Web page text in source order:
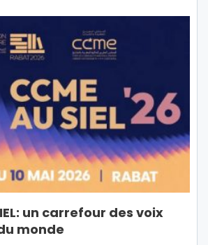
un carrefour des voix
monde